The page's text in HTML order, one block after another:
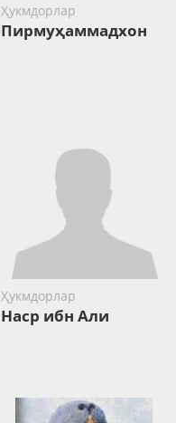
Ҳукмдорлар
Пирмуҳаммадхон
Ҳукмдорлар
Наср ибн Али